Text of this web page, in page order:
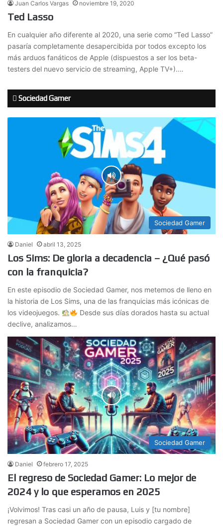
Juan Carlos Vargas noviembre 19, 2020
Ted Lasso
En cualquier año diferente al 2020, una serie como “Ted Lasso”
pasaría completamente desapercibida por todos excepto los
más arduos fanáticos de Apple (dispuestos a ser los beta-
testers del nuevo servicio de streaming, Apple TV+).…
Sociedad Gamer
Sociedad Gamer
Daniel abril 13, 2025
Los Sims: De gloria a decadencia – ¿Qué pasó
con la franquicia?
En este episodio de Sociedad Gamer, nos metemos de lleno en
la historia de Los Sims, una de las franquicias más icónicas de
los videojuegos.
Desde sus días dorados hasta su actual
declive, analizamos…
Sociedad Gamer
Daniel febrero 17, 2025
El regreso de Sociedad Gamer: Lo mejor de
2024 y lo que esperamos en 2025
¡Volvimos! Tras casi un año de pausa, Luis y [tu nombre]
regresan a Sociedad Gamer con un episodio cargado de